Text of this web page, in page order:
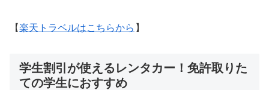
【楽天トラベルはこちらから 】
学生割引が使えるレンタカー！免許取りた
ての学生におすすめ